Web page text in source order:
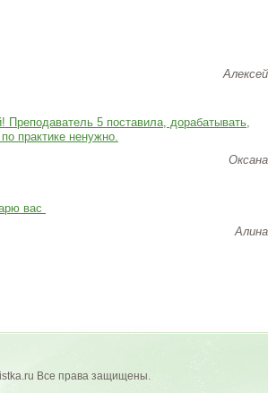
Алексей
Преподаватель 5 поставила, дорабатывать,
практике ненужно.
Оксана
вас
Алина
Все права защищены.